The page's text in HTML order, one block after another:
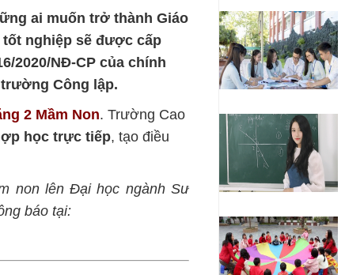
ai muốn trở thành Giáo
nghiệp sẽ được cấp
2020/NĐ-CP của chính
Công lập.
2 Mầm Non. Trường Cao
học trực tiếp, tạo điều
non lên Đại học ngành Sư
báo tại: